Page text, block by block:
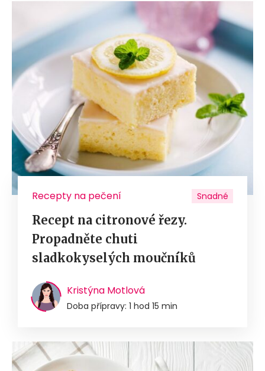
Recepty na pečení Snadné
Recept na citronové řezy.
Propadněte chuti
sladkokyselých moučníků
Kristýna Motlová
Doba přípravy: 1 hod 15 min